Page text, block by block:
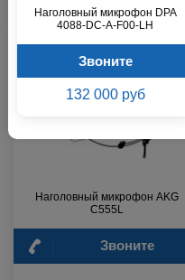
Наголовный микрофон DPA
4088-DC-A-F00-LH
Звоните
132 000 руб
Наголовный микрофон AKG
C555L
Звоните